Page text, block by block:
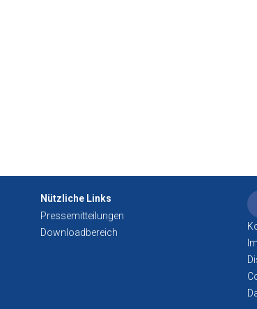
Nützliche Links
Pressemitteilungen
Downloadbereich